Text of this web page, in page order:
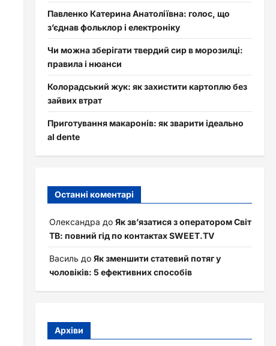
Павленко Катерина Анатоліївна: голос, що
з’єднав фольклор і електроніку
Чи можна зберігати твердий сир в морозилці:
правила і нюанси
Колорадський жук: як захистити картоплю без
зайвих втрат
Приготування макаронів: як зварити ідеально
al dente
Останні коментарі
Олександра до Як зв’язатися з оператором Світ
ТВ: повний гід по контактах SWEET.TV
Василь до Як зменшити статевий потяг у
чоловіків: 5 ефективних способів
Архіви